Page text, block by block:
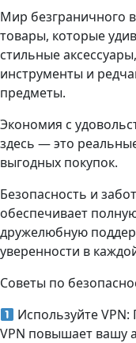
Мир безграничного
товары, которые
стильные
инструменты и
предметы.
Экономия с
здесь — это
выгодных покупок.
Безопасность и
обеспечивает
дружелюбную
уверенности в
Советы по
Используйте
VPN повышает вашу